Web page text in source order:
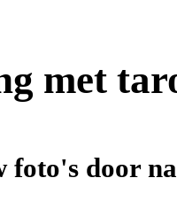
met
foto's door